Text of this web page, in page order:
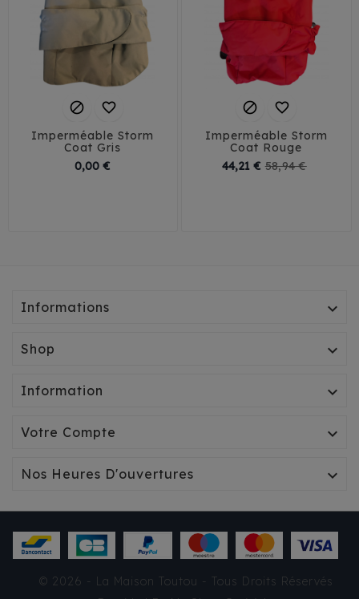
 
Imperméable Storm
Coat Gris
0,00 €
 
Imperméable Storm
Coat Rouge
44,21 € 58,94 €
SPIRIT ROUGE
Informations 
Shop 
Information 
Votre Compte 
Nos Heures D'ouvertures 
© 2026 - La Maison Toutou - Tous Droits Réservés